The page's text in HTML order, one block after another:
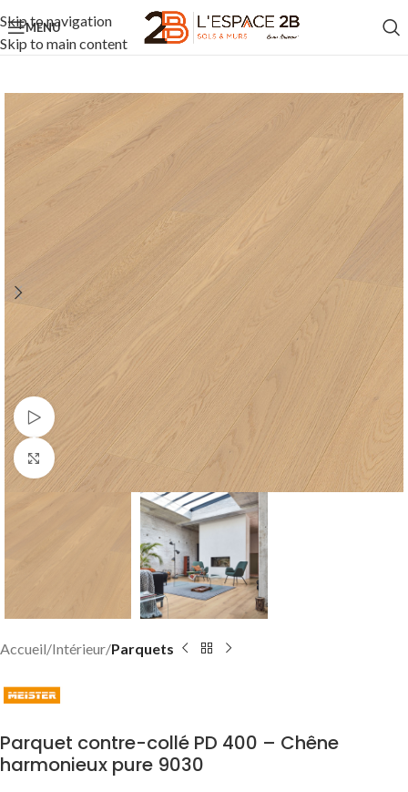
Skip to navigation
Skip to main content
MENU
Watch video
Click to enlarge
Accueil Intérieur Parquets
Parquet contre-collé PD 400 – Chêne
harmonieux pure 9030